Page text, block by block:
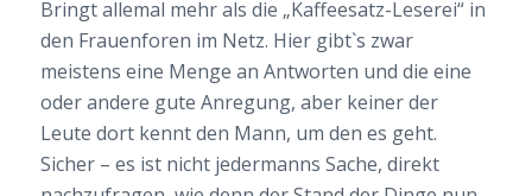
Bringt allemal mehr als die „Kaffeesatz-Leserei“ in
den Frauenforen im Netz. Hier gibt`s zwar
meistens eine Menge an Antworten und die eine
oder andere gute Anregung, aber keiner der
Leute dort kennt den Mann, um den es geht.
Sicher – es ist nicht jedermanns Sache, direkt